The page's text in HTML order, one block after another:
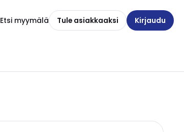
Etsi myymälä Tule asiakkaaksi Kirjaudu